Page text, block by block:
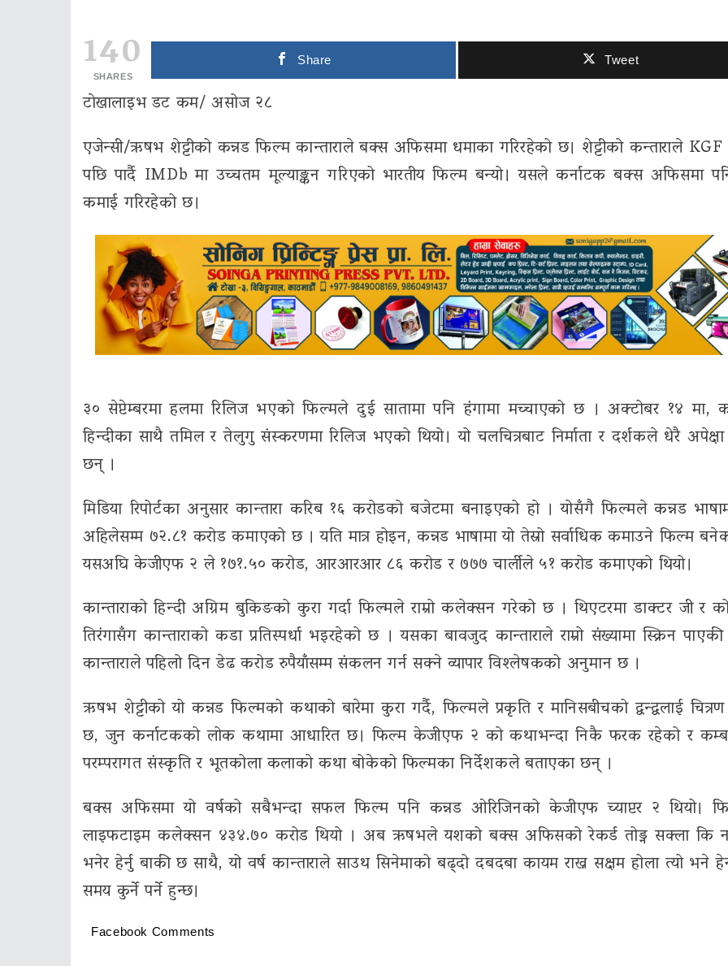
140
SHARES
Share Tweet
टाेखालाइभ डट कम/ असोज २८
एजेन्सी/ऋषभ शेट्टीको कन्नड फिल्म कान्ताराले बक्स अफिसमा धमाका गरिरहेको छ। शेट्टीको कन्ताराले
पछि पार्दै IMDb मा उच्चतम मूल्याङ्कन गरिएको भारतीय फिल्म बन्यो। यसले कर्नाटक बक्स अफिसमा पनि
कमाई गरिरहेको छ।
३० सेप्टेम्बरमा हलमा रिलिज भएको फिल्मले दुई सातामा पनि हंगामा मच्चाएको छ । अक्टोबर १४ मा,
हिन्दीका साथै तमिल र तेलुगु संस्करणमा रिलिज भएको थियो। यो चलचित्रबाट निर्माता र दर्शकले धेरै
छन् ।
मिडिया रिपोर्टका अनुसार कान्तारा करिब १६ करोडको बजेटमा बनाइएको हो । योसँगै फिल्मले कन्नड
अहिलेसम्म ७२.८१ करोड कमाएको छ । यति मात्र होइन, कन्नड भाषामा यो तेस्रो सर्वाधिक कमाउने फिल्म
यसअघि केजीएफ २ ले १७१.५० करोड, आरआरआर ८६ करोड र ७७७ चार्लीले ५१ करोड कमाएको थियो।
कान्ताराको हिन्दी अग्रिम बुकिङको कुरा गर्दा फिल्मले राम्रो कलेक्सन गरेको छ । थिएटरमा डाक्टर जी र
तिरंगासँग कान्ताराको कडा प्रतिस्पर्धा भइरहेको छ । यसका बावजुद कान्ताराले राम्रो संख्यामा स्क्रिन
कान्ताराले पहिलो दिन डेढ करोड रुपैयाँसम्म संकलन गर्न सक्ने व्यापार विश्लेषकको अनुमान छ ।
ऋषभ शेट्टीको यो कन्नड फिल्मको कथाको बारेमा कुरा गर्दै, फिल्मले प्रकृति र मानिसबीचको द्वन्द्वलाई
छ, जुन कर्नाटकको लोक कथामा आधारित छ। फिल्म केजीएफ २ को कथाभन्दा निकै फरक रहेको र
परम्परागत संस्कृति र भूतकोला कलाको कथा बोकेको फिल्मका निर्देशकले बताएका छन् ।
बक्स अफिसमा यो वर्षको सबैभन्दा सफल फिल्म पनि कन्नड ओरिजिनको केजीएफ च्याप्टर २ थियो।
लाइफटाइम कलेक्सन ४३४.७० करोड थियो । अब ऋषभले यशको बक्स अफिसको रेकर्ड तोड्न सक्ला कि
भनेर हेर्नु बाकी छ साथै, यो वर्ष कान्ताराले साउथ सिनेमाको बढ्दो दबदबा कायम राख्न सक्षम होला त्यो भने
समय कुर्ने पर्ने हुन्छ।
Facebook Comments